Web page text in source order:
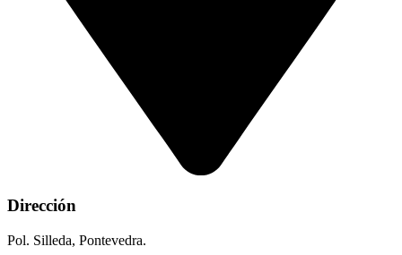
Dirección
Pol. Silleda, Pontevedra.